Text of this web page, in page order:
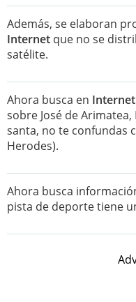
Además, se elaboran
Internet que no se
satélite.
Ahora busca en Internet
sobre José de
santa, no te confundas
Herodes).
Ahora busca
pista de deporte tiene